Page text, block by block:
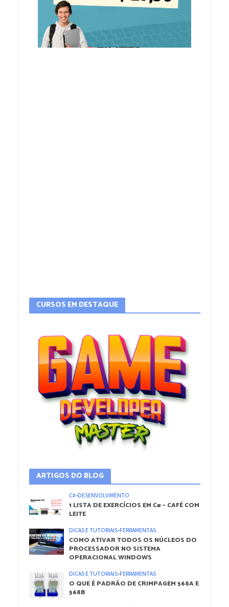
CURSOS EM DESTAQUE
ARTIGOS DO BLOG
C#•DESENVOLVIMENTO
1 LISTA DE EXERCÍCIOS EM C# – CAFÉ COM
LEITE
DICAS E TUTORIAIS•FERRAMENTAS
COMO ATIVAR TODOS OS NÚCLEOS DO
PROCESSADOR NO SISTEMA
OPERACIONAL WINDOWS
DICAS E TUTORIAIS•FERRAMENTAS
O QUE É PADRÃO DE CRIMPAGEM 568A E
568B